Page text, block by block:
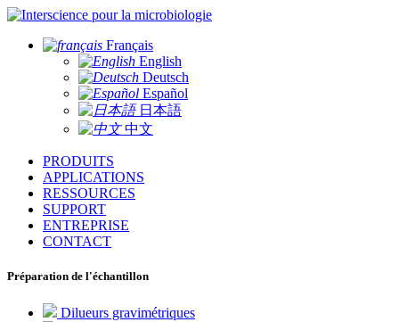
pour la microbiologie
Français
English
Deutsch
Español
日本語
中文
PRODUITS
APPLICATIONS
RESSOURCES
SUPPORT
ENTREPRISE
CONTACT
Préparation de l'échantillon
Dilueurs gravimétriques